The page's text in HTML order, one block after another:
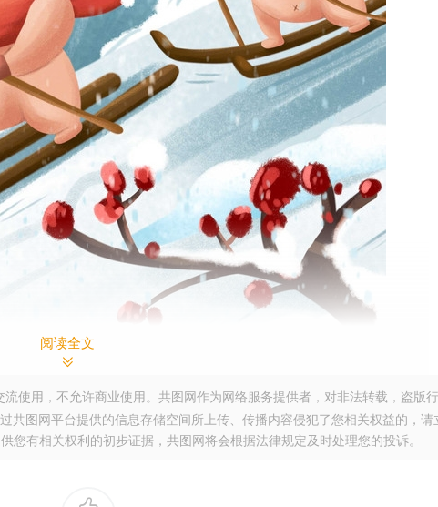
阅读全文
使用，不允许商业使用。共图网作为网络服务提供者，对非法转载，盗版
共图网平台提供的信息存储空间所上传、传播内容侵犯了您相关权益的，请
有相关权利的初步证据，共图网将会根据法律规定及时处理您的投诉。